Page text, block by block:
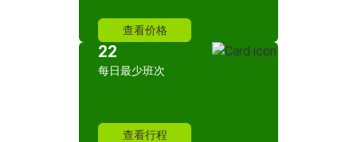
查看价格
22
每日最少班次
查看行程